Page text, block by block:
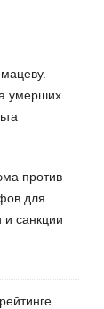
умерших
против
для
и санкции